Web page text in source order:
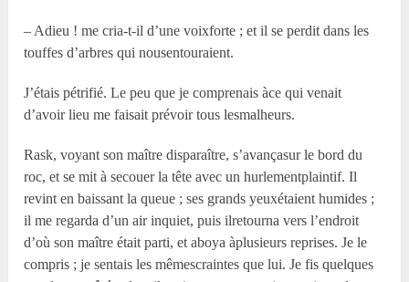
– Adieu ! me cria-t-il d’une voixforte ; et il se perdit dans les
touffes d’arbres qui nousentouraient.
J’étais pétrifié. Le peu que je comprenais àce qui venait
d’avoir lieu me faisait prévoir tous lesmalheurs.
Rask, voyant son maître disparaître, s’avançasur le bord du
roc, et se mit à secouer la tête avec un hurlementplaintif. Il
revint en baissant la queue ; ses grands yeuxétaient humides ;
il me regarda d’un air inquiet, puis ilretourna vers l’endroit
d’où son maître était parti, et aboya àplusieurs reprises. Je le
compris ; je sentais les mêmescraintes que lui. Je fis quelques